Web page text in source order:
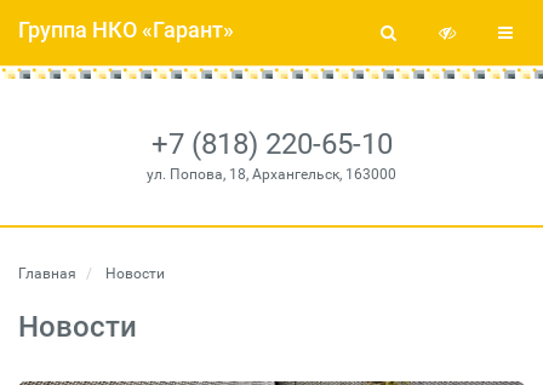
+7 (818) 220-65-10
ул. Попова, 18, Архангельск, 163000
Группа НКО «Гарант»
Главная Новости
Новости